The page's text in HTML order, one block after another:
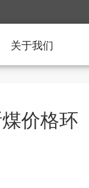
关于我们
价格环